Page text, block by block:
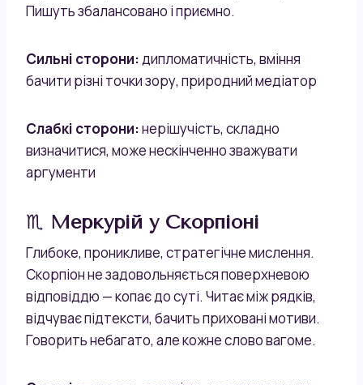
Пишуть збалансовано і приємно.
Сильні сторони:дипломатичність, вміння
бачити різні точки зору, природний медіатор
Слабкі сторони:нерішучість, складно
визначитися, може нескінченно зважувати
аргументи
♏ Меркурій у Скорпіоні
Глибоке, проникливе, стратегічне мислення.
Скорпіон не задовольняється поверхневою
відповіддю — копає до суті. Читає між рядків,
відчуває підтексти, бачить приховані мотиви.
Говорить небагато, але кожне слово вагоме.